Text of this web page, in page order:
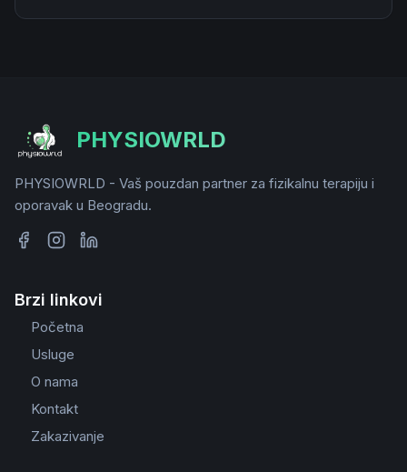
PHYSIOWRLD
PHYSIOWRLD - Vaš pouzdan partner za fizikalnu terapiju i
oporavak u Beogradu.
Brzi linkovi
Početna
Usluge
O nama
Kontakt
Zakazivanje